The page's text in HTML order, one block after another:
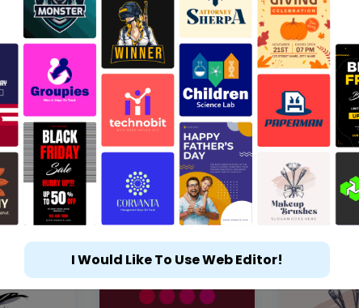
I Would Like To Use Web Editor!